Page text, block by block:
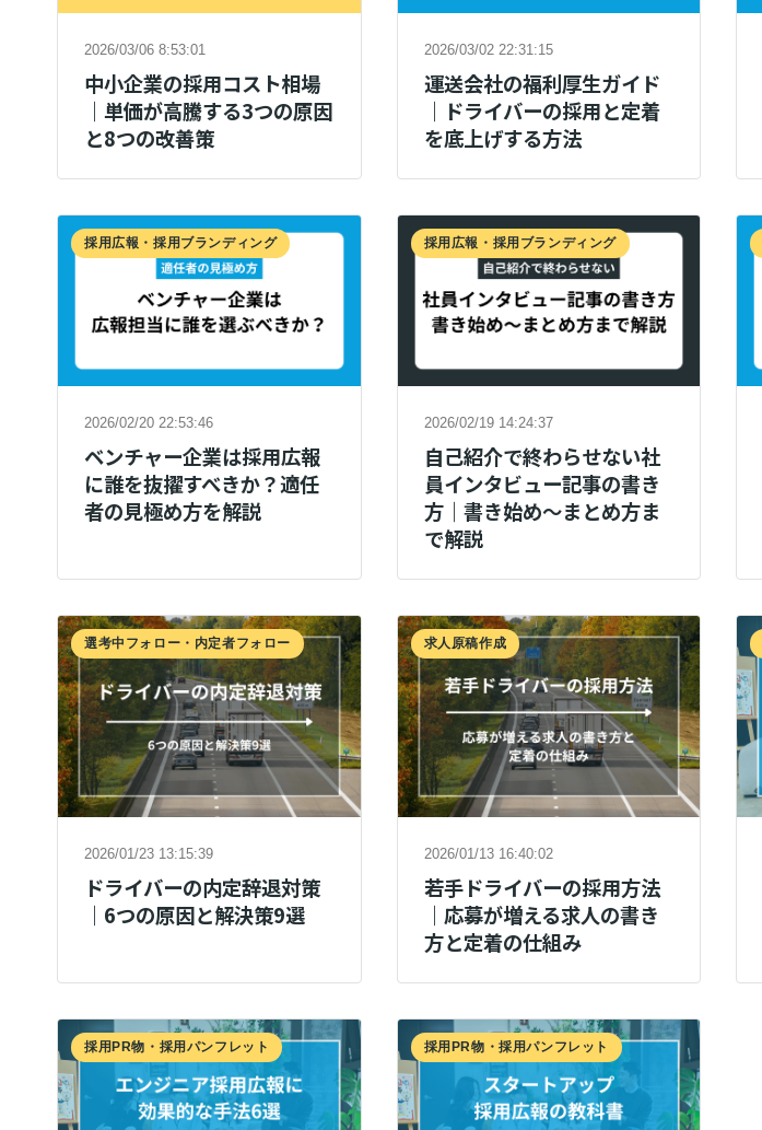
2026/03/06 8:53:01
中小企業の採用コスト相場
｜単価が高騰する3つの原因
と8つの改善策
2026/03/02 22:31:15
運送会社の福利厚生ガイド
｜ドライバーの採用と定着
を底上げする方法
採用広報・採用ブランディング
2026/02/20 22:53:46
ベンチャー企業は採用広報
に誰を抜擢すべきか？適任
者の見極め方を解説
採用広報・採用ブランディング
2026/02/19 14:24:37
自己紹介で終わらせない社
員インタビュー記事の書き
方｜書き始め～まとめ方ま
で解説
選考中フォロー・内定者フォロー
2026/01/23 13:15:39
ドライバーの内定辞退対策
｜6つの原因と解決策9選
求人原稿作成
2026/01/13 16:40:02
若手ドライバーの採用方法
｜応募が増える求人の書き
方と定着の仕組み
採用PR物・採用パンフレット 採用PR物・採用パンフレット